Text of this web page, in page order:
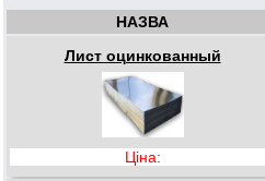
НАЗВА
Лист оцинкованный
Ціна: